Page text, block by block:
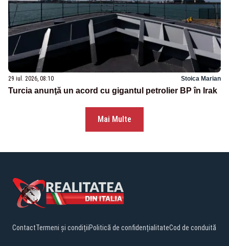
29 iul. 2026, 08:10 Stoica Marian
Turcia anunţă un acord cu gigantul petrolier BP în Irak
Mai Multe
ContactTermeni și condițiiPolitică de confidențialitateCod de conduită